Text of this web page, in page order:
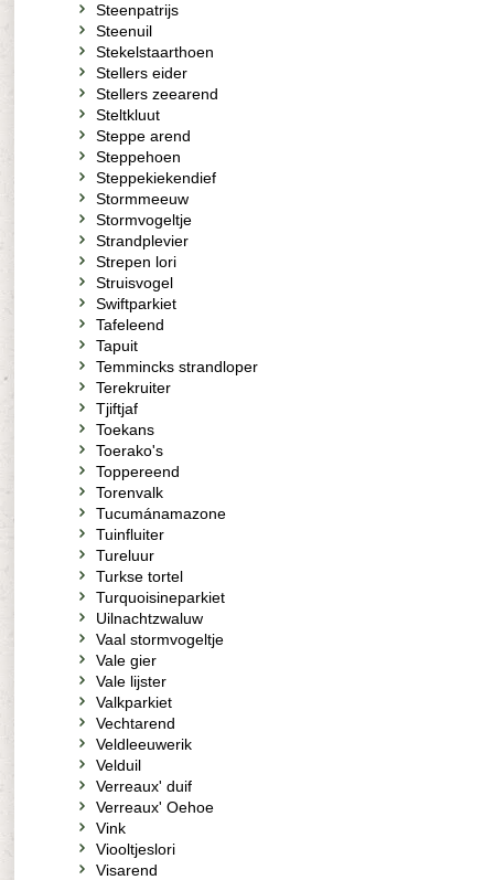
Steenpatrijs
Steenuil
Stekelstaarthoen
Stellers eider
Stellers zeearend
Steltkluut
Steppe arend
Steppehoen
Steppekiekendief
Stormmeeuw
Stormvogeltje
Strandplevier
Strepen lori
Struisvogel
Swiftparkiet
Tafeleend
Tapuit
Temmincks strandloper
Terekruiter
Tjiftjaf
Toekans
Toerako's
Toppereend
Torenvalk
Tucumánamazone
Tuinfluiter
Tureluur
Turkse tortel
Turquoisineparkiet
Uilnachtzwaluw
Vaal stormvogeltje
Vale gier
Vale lijster
Valkparkiet
Vechtarend
Veldleeuwerik
Velduil
Verreaux' duif
Verreaux' Oehoe
Vink
Viooltjeslori
Visarend